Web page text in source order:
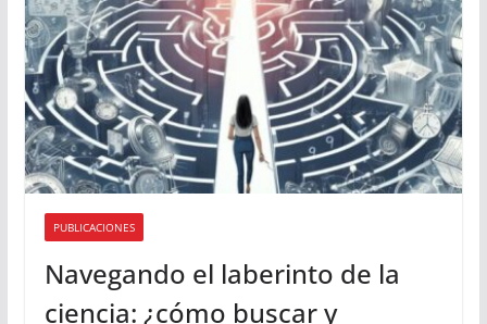
PUBLICACIONES
Navegando el laberinto de la
ciencia: ¿cómo buscar y